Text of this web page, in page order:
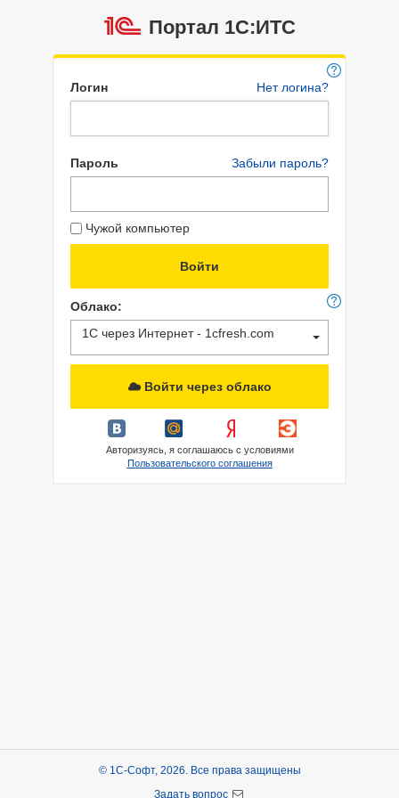
Портал 1C:ИТС
Логин Нет логина?
Пароль Забыли пароль?
Чужой компьютер
Облако:
1С через Интернет - 1cfresh.com
Войти через облако
Авторизуясь, я соглашаюсь с условиями
Пользовательского соглашения
© 1С-Софт, 2026. Все права защищены
Задать вопрос